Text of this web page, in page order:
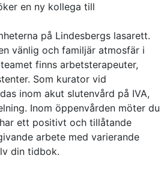
en ny kollega till
på Lindesbergs lasarett.
vänlig och familjär atmosfär i
finns arbetsterapeuter,
Som kurator vid
inom akut slutenvård på IVA,
Inom öppenvården möter du
ett positivt och tillåtande
arbete med varierande
din tidbok.